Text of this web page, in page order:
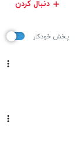
دنبال کردن
پخش خودکار